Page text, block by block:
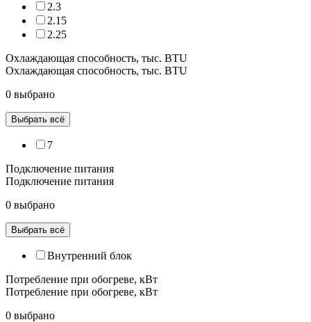
2.3
2.15
2.25
Охлаждающая способность, тыс. BTU
Охлаждающая способность, тыс. BTU
0 выбрано
Выбрать всё
7
Подключение питания
Подключение питания
0 выбрано
Выбрать всё
Внутренний блок
Потребление при обогреве, кВт
Потребление при обогреве, кВт
0 выбрано